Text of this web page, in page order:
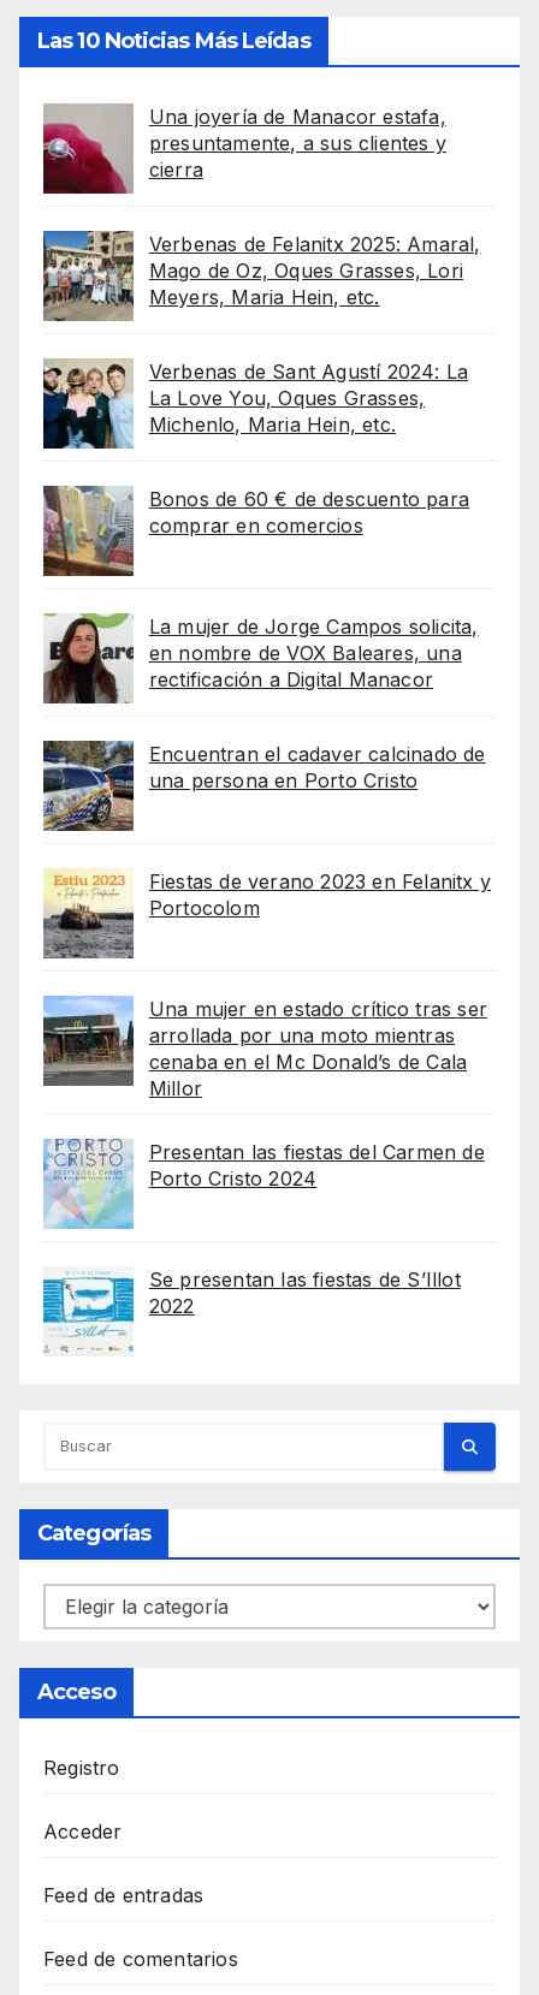
Las 10 Noticias Más Leídas
Una joyería de Manacor estafa,
presuntamente, a sus clientes y
cierra
Verbenas de Felanitx 2025: Amaral,
Mago de Oz, Oques Grasses, Lori
Meyers, Maria Hein, etc.
Verbenas de Sant Agustí 2024: La
La Love You, Oques Grasses,
Michenlo, Maria Hein, etc.
Bonos de 60 € de descuento para
comprar en comercios
La mujer de Jorge Campos solicita,
en nombre de VOX Baleares, una
rectificación a Digital Manacor
Encuentran el cadaver calcinado de
una persona en Porto Cristo
Fiestas de verano 2023 en Felanitx y
Portocolom
Una mujer en estado crítico tras ser
arrollada por una moto mientras
cenaba en el Mc Donald’s de Cala
Millor
Presentan las fiestas del Carmen de
Porto Cristo 2024
Se presentan las fiestas de S’Illot
2022
Categorías
Categorías
Acceso
Registro
Acceder
Feed de entradas
Feed de comentarios